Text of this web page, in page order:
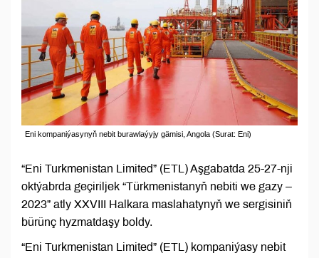
Eni kompaniýasynyň nebit burawlaýyjy gämisi, Angola (Surat: Eni)
“Eni Turkmenistan Limited” (ETL) Aşgabatda 25-27-nji
oktýabrda geçiriljek “Türkmenistanyň nebiti we gazy –
2023” atly XXVIII Halkara maslahatynyň we sergisiniň
bürünç hyzmatdaşy boldy.
“Eni Turkmenistan Limited” (ETL) kompaniýasy nebit